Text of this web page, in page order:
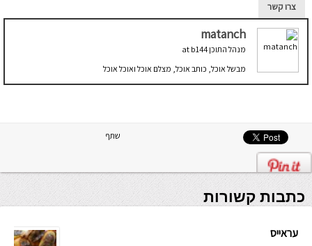
צרו קשר
matanch
מנהל התוכן b144
מבשל אוכל, כותב אוכל, מצלם אוכל ואוכל אוכל
שתף
כתבות קשורות
עראייס